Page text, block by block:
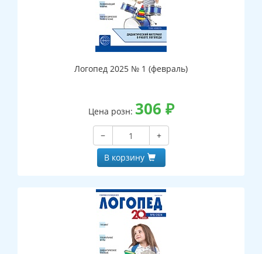
Логопед 2025 № 1 (февраль)
Цена розн: 306 ₽
−
+
В корзину